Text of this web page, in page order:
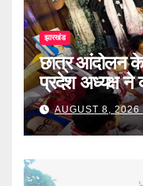
झारखंड
छात्र आंदोलन के
प्रदेश अध्यक्ष ने
AUGUST 8, 2026